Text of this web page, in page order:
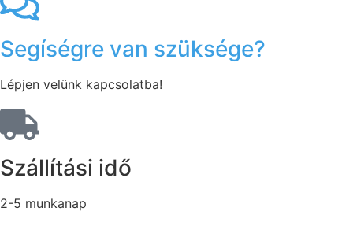
Segíségre van szüksége?
Lépjen velünk kapcsolatba!
Szállítási idő
2-5 munkanap